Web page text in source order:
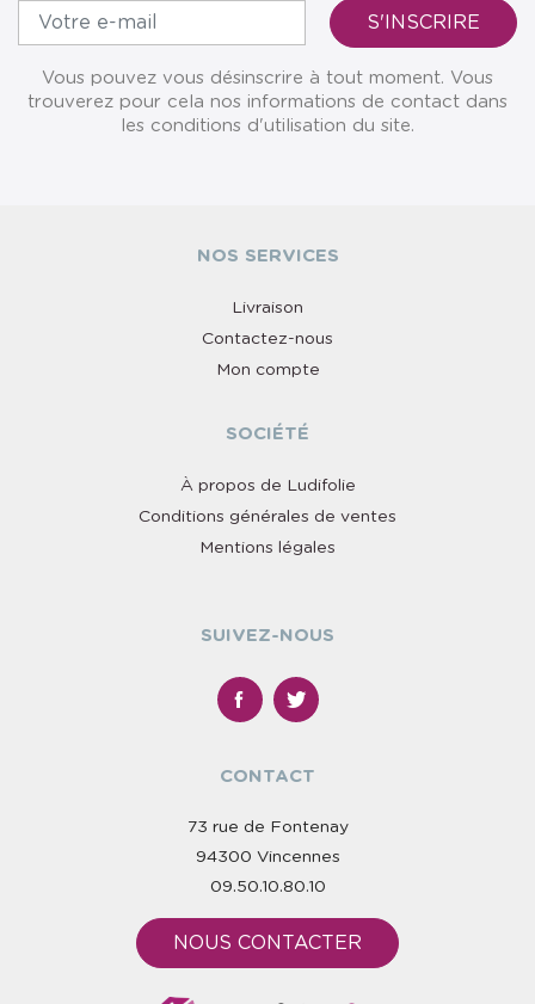
Vous pouvez vous désinscrire à tout moment. Vous
trouverez pour cela nos informations de contact dans
les conditions d'utilisation du site.
NOS SERVICES
Livraison
Contactez-nous
Mon compte
SOCIÉTÉ
À propos de Ludifolie
Conditions générales de ventes
Mentions légales
SUIVEZ-NOUS
CONTACT
73 rue de Fontenay
94300 Vincennes
09.50.10.80.10
NOUS CONTACTER